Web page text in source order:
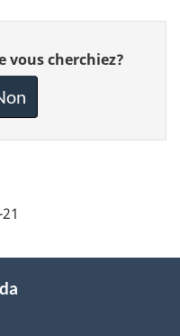
vous cherchiez?